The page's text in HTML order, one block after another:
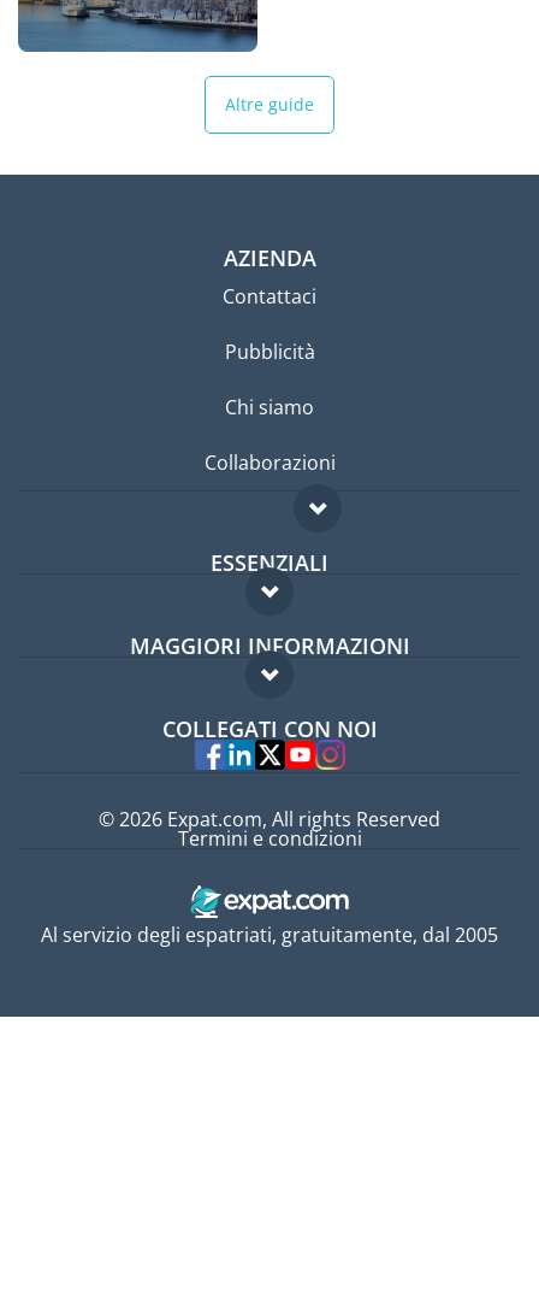
Altre guide
AZIENDA
Contattaci
Pubblicità
Chi siamo
Collaborazioni
ESSENZIALI
Forum per expat
Guida per expat
MAGGIORI INFORMAZIONI
Domande frequenti
Esperti
COLLEGATI CON NOI
Al servizio degli espatriati, gratuitamente, dal 2005
© 2026 Expat.com, All rights Reserved
Termini e condizioni